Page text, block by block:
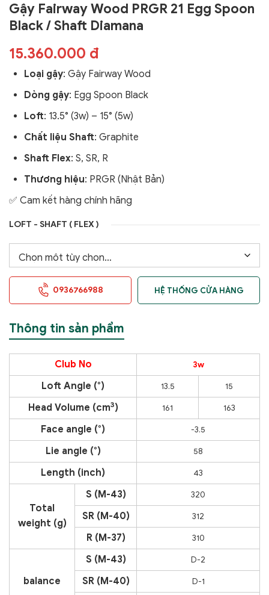
Gậy Fairway Wood PRGR 21 Egg Spoon
Black / Shaft Diamana
15.360.000 đ
Loại gậy: Gậy Fairway Wood
Dòng gậy: Egg Spoon Black
Loft: 13.5° (3w) – 15° (5w)
Chất liệu Shaft: Graphite
Shaft Flex: S, SR, R
Thương hiệu: PRGR (Nhật Bản)
✅ Cam kết hàng chính hãng
LOFT - SHAFT ( FLEX )
0936766988 HỆ THỐNG CỬA HÀNG
Thông tin sản phẩm
Club No 3w
Loft Angle (°) 13.5 15
Head Volume (cm3) 161 163
Face angle (°) -3.5
Lie angle (°) 58
Length (inch) 43
Total
weight (g)
S (M-43) 320
SR (M-40) 312
R (M-37) 310
balance
S (M-43) D-2
SR (M-40) D-1